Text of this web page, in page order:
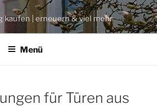
kaufen | erneuern & viel mehr
Menü
für Türen aus